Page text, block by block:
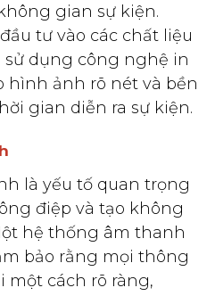
gian sự kiện.
tư vào các chất liệu
sử dụng công nghệ in
hình ảnh rõ nét và bền
gian diễn ra sự kiện.
là yếu tố quan trọng
điệp và tạo không
hệ thống âm thanh
bảo rằng mọi thông
một cách rõ ràng,